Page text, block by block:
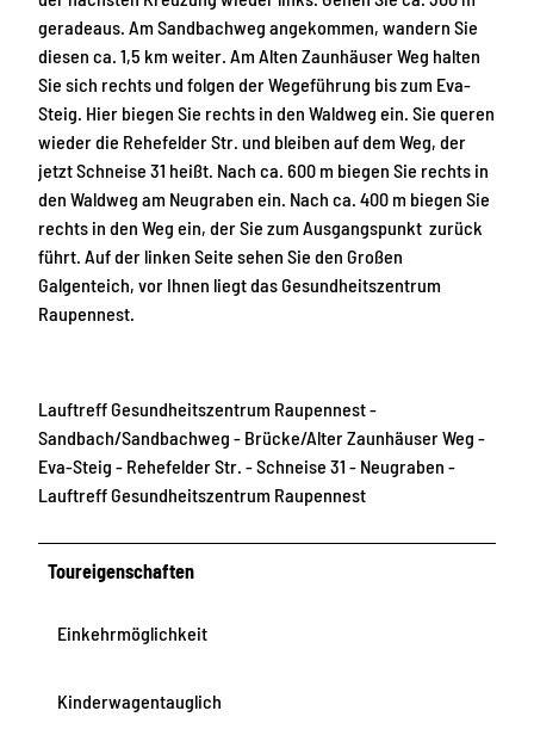
geradeaus. Am Sandbachweg angekommen, wandern Sie
diesen ca. 1,5 km weiter. Am Alten Zaunhäuser Weg halten
Sie sich rechts und folgen der Wegeführung bis zum Eva-
Steig. Hier biegen Sie rechts in den Waldweg ein. Sie queren
wieder die Rehefelder Str. und bleiben auf dem Weg, der
jetzt Schneise 31 heißt. Nach ca. 600 m biegen Sie rechts in
den Waldweg am Neugraben ein. Nach ca. 400 m biegen Sie
rechts in den Weg ein, der Sie zum Ausgangspunkt zurück
führt. Auf der linken Seite sehen Sie den Großen
Galgenteich, vor Ihnen liegt das Gesundheitszentrum
Raupennest.
Lauftreff Gesundheitszentrum Raupennest -
Sandbach/Sandbachweg - Brücke/Alter Zaunhäuser Weg -
Eva-Steig - Rehefelder Str. - Schneise 31 - Neugraben -
Lauftreff Gesundheitszentrum Raupennest
Toureigenschaften
Einkehrmöglichkeit
Kinderwagentauglich